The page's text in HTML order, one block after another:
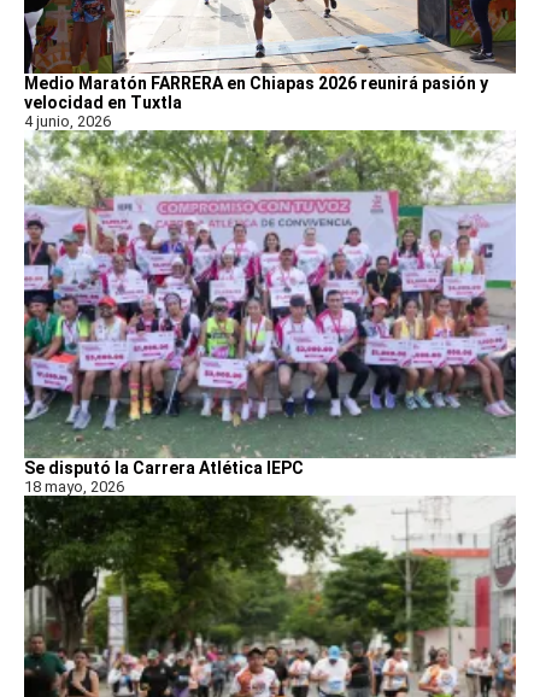
Medio Maratón FARRERA en Chiapas 2026 reunirá pasión y
velocidad en Tuxtla
4 junio, 2026
Se disputó la Carrera Atlética IEPC
18 mayo, 2026